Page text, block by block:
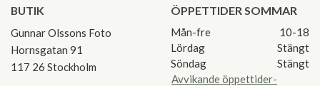
BUTIK
Gunnar Olssons Foto
Hornsgatan 91
117 26 Stockholm
ÖPPETTIDER SOMMAR
Mån-fre
10-18
Lördag
Stängt
Söndag
Stängt
Avvikande öppettider-